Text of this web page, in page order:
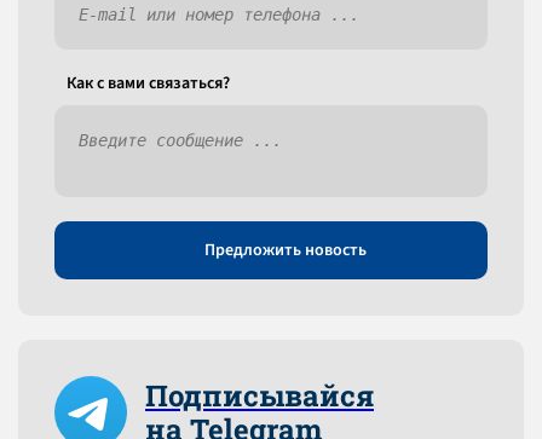
Как c вами связаться?
Предложить новость
Подписывайся
на Telegram